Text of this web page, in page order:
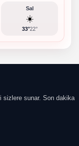
Sal
☀️
33°22°
sizlere sunar. Son dakika